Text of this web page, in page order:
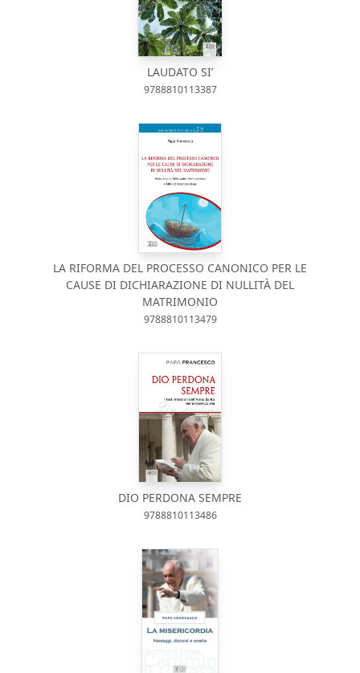
LAUDATO SI’
9788810113387
LA RIFORMA DEL PROCESSO CANONICO PER LE
CAUSE DI DICHIARAZIONE DI NULLITÀ DEL
MATRIMONIO
9788810113479
DIO PERDONA SEMPRE
9788810113486